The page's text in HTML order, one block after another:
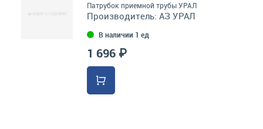
Патрубок приемной трубы УРАЛ
Производитель: АЗ УРАЛ
В наличии 1 ед
1 696 ₽